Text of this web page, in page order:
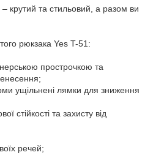
крутий та стильовий, а разом ви
рюкзака Yes T-51:
прострочкою та
ущільнені лямки для зниження
стійкості та захисту від
речей;